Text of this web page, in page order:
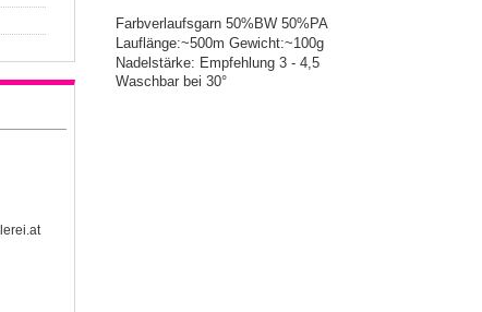
Farbverlaufsgarn 50%BW 50%PA
Lauflänge:~500m Gewicht:~100g
Nadelstärke: Empfehlung 3 - 4,5
Waschbar bei 30°